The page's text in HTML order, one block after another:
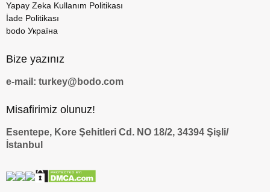
Yapay Zeka Kullanım Politikası
İade Politikası
bodo Україна
Bize yazınız
e-mail: turkey@bodo.com
Misafirimiz olunuz!
Esentepe, Kore Şehitleri Cd. NO 18/2, 34394 Şişli/
İstanbul